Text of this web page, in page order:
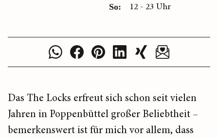
So: 12 - 23 Uhr
Das The Locks erfreut sich schon seit vielen
Jahren in Poppenbüttel großer Beliebtheit –
bemerkenswert ist für mich vor allem, dass